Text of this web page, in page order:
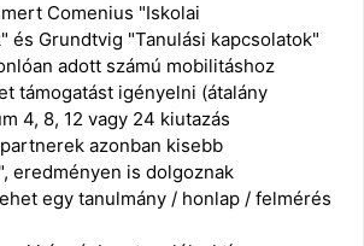
Comenius "Iskolai
és Grundtvig "Tanulási kapcsolatok"
adott számú mobilitáshoz
támogatást igényelni (átalány
4, 8, 12 vagy 24 kiutazás
azonban kisebb
eredményen is dolgoznak
egy tanulmány / honlap / felmérés